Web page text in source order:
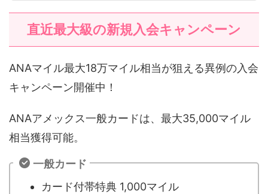
直近最大級の新規入会キャンペーン
ANAマイル最大18万マイル相当が狙える異例の入会
キャンペーン開催中！
ANAアメックス一般カードは、最大35,000マイル
相当獲得可能。
一般カード
カード付帯特典 1,000マイル